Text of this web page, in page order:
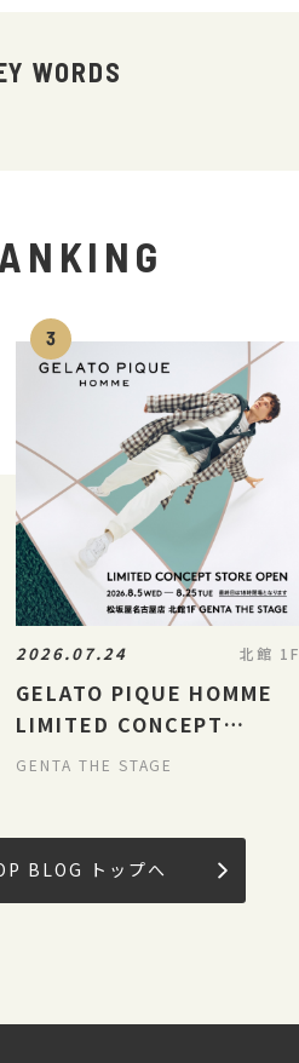
WORDS
2026.07.24 北館 1F
GELATO PIQUE HOMME
LIMITED CONCEPT
STORE
GENTA THE STAGE
BLOG トップへ